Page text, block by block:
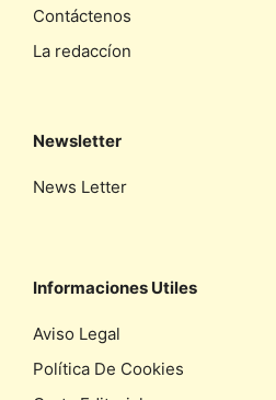
Contáctenos
La redaccíon
Newsletter
News Letter
Informaciones Utiles
Aviso Legal
Política De Cookies